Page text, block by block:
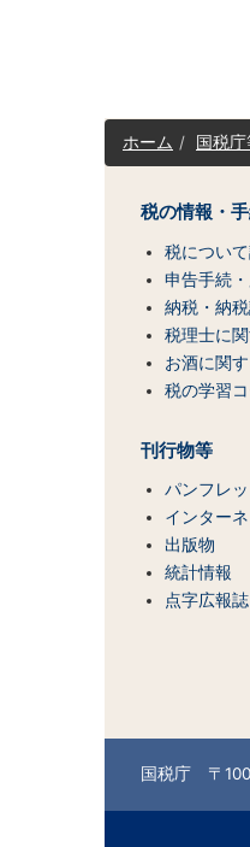
サ
イ
（コ
ホーム 国税
税の情報・
税につい
申告手続
納税・納
税理士に
お酒に関
税の学習
刊行物等
パンフレッ
インター
出版物
統計情報
点字広報
国税庁 〒